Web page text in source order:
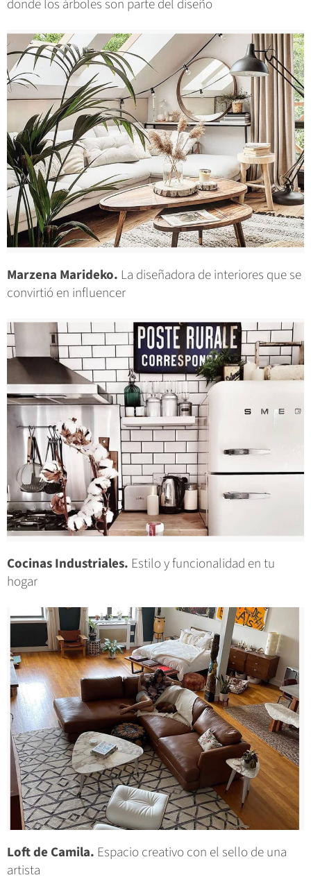
donde los árboles son parte del diseño
Marzena Marideko. La diseñadora de interiores que se
convirtió en influencer
Cocinas Industriales. Estilo y funcionalidad en tu
hogar
Loft de Camila. Espacio creativo con el sello de una
artista